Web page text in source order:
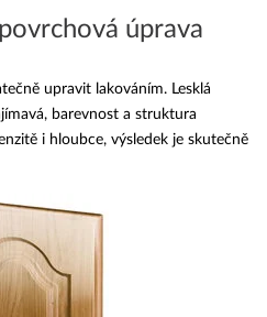
úprava
upravit lakováním. Lesklá
barevnost a struktura
i hloubce, výsledek je skutečně